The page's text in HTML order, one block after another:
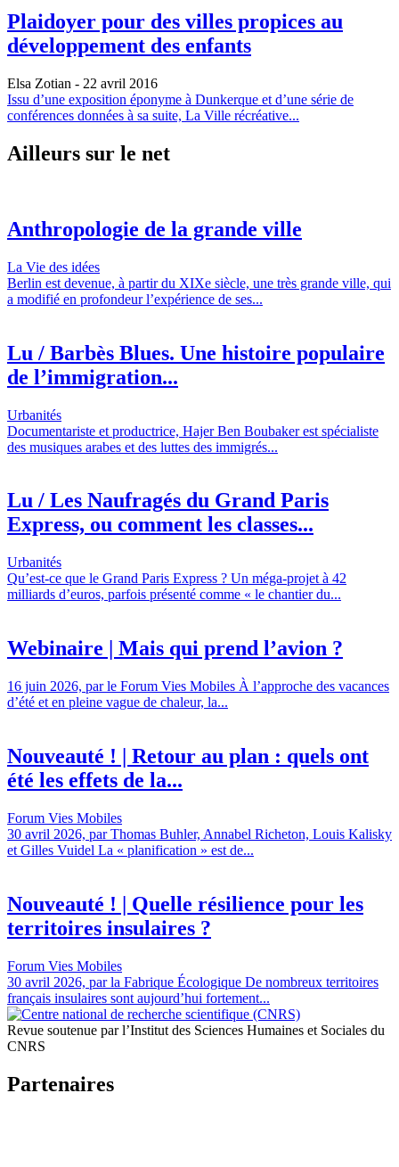
Plaidoyer pour des villes propices au
développement des enfants
Elsa Zotian - 22 avril 2016
Issu d’une exposition éponyme à Dunkerque et d’une série de
conférences données à sa suite, La Ville récréative...
Ailleurs sur le net
Anthropologie de la grande ville
La Vie des idées
Berlin est devenue, à partir du XIXe siècle, une très grande ville, qui
a modifié en profondeur l’expérience de ses...
Lu / Barbès Blues. Une histoire populaire
de l’immigration...
Urbanités
Documentariste et productrice, Hajer Ben Boubaker est spécialiste
des musiques arabes et des luttes des immigrés...
Lu / Les Naufragés du Grand Paris
Express, ou comment les classes...
Urbanités
Qu’est-ce que le Grand Paris Express ? Un méga-projet à 42
milliards d’euros, parfois présenté comme « le chantier du...
Webinaire | Mais qui prend l’avion ?
16 juin 2026, par le Forum Vies Mobiles À l’approche des vacances
d’été et en pleine vague de chaleur, la...
Nouveauté ! | Retour au plan : quels ont
été les effets de la...
Forum Vies Mobiles
30 avril 2026, par Thomas Buhler, Annabel Richeton, Louis Kalisky
et Gilles Vuidel La « planification » est de...
Nouveauté ! | Quelle résilience pour les
territoires insulaires ?
Forum Vies Mobiles
30 avril 2026, par la Fabrique Écologique De nombreux territoires
français insulaires sont aujourd’hui fortement...
Revue soutenue par l’Institut des Sciences Humaines et Sociales du
CNRS
Partenaires